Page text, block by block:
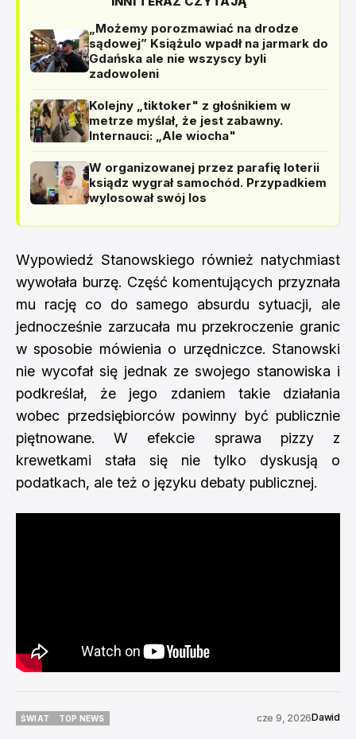
„Możemy porozmawiać na drodze
sądowej” Książulo wpadł na jarmark do
Gdańska ale nie wszyscy byli
zadowoleni
Kolejny „tiktoker" z głośnikiem w
metrze myślał, że jest zabawny.
Internauci: „Ale wiocha"
W organizowanej przez parafię loterii
ksiądz wygrał samochód. Przypadkiem
wylosował swój los
Wypowiedź Stanowskiego również natychmiast
wywołała burzę. Część komentujących przyznała
mu rację co do samego absurdu sytuacji, ale
jednocześnie zarzucała mu przekroczenie granic
w sposobie mówienia o urzędniczce. Stanowski
nie wycofał się jednak ze swojego stanowiska i
podkreślał, że jego zdaniem takie działania
wobec przedsiębiorców powinny być publicznie
piętnowane. W efekcie sprawa pizzy z
krewetkami stała się nie tylko dyskusją o
podatkach, ale też o języku debaty publicznej.
ŚWIAT
TOP NEWS
cze 9, 2026Dawid